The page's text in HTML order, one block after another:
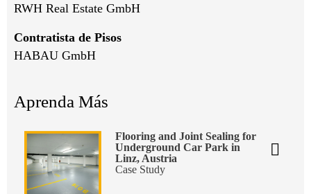
RWH Real Estate GmbH
Contratista de Pisos
HABAU GmbH
Aprenda Más
Flooring and Joint Sealing for
Underground Car Park in
Linz, Austria
Case Study